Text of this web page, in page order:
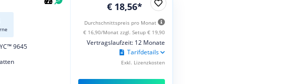
9645
€ 18,56*
Durchschnittspreis pro Monat
€ 16,90/Monat zzgl. Setup € 19,90
Vertragslaufzeit: 12 Monate
Tarifdetails
Exkl. Lizenzkosten